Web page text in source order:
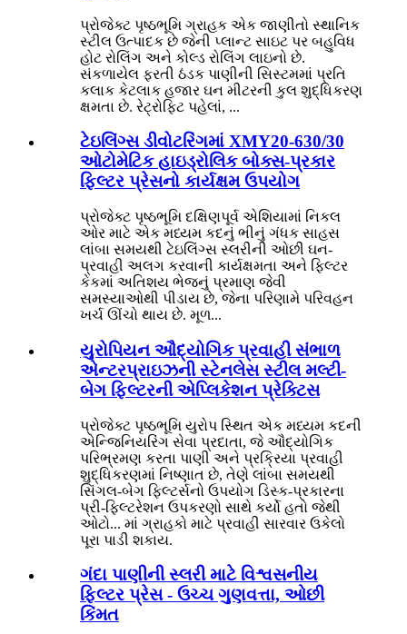
પ્રોજેક્ટ પૃષ્ઠભૂમિ ગ્રાહક એક જાણીતો સ્થાનિક
સ્ટીલ ઉત્પાદક છે જેની પ્લાન્ટ સાઇટ પર બહુવિધ
હોટ રોલિંગ અને કોલ્ડ રોલિંગ લાઇનો છે.
સંકળાયેલ ફરતી ઠંડક પાણીની સિસ્ટમમાં પ્રતિ
કલાક કેટલાક હજાર ઘન મીટરની કુલ શુદ્ધિકરણ
ક્ષમતા છે. રેટ્રોફિટ પહેલાં, ...
ટેઇલિંગ્સ ડીવોટરિંગમાં XMY20-630/30
ઓટોમેટિક હાઇડ્રોલિક બોક્સ-પ્રકાર
ફિલ્ટર પ્રેસનો કાર્યક્ષમ ઉપયોગ
પ્રોજેક્ટ પૃષ્ઠભૂમિ દક્ષિણપૂર્વ એશિયામાં નિકલ
ઓર માટે એક મધ્યમ કદનું ભીનું ગંધક સાહસ
લાંબા સમયથી ટેઇલિંગ્સ સ્લરીની ઓછી ઘન-
પ્રવાહી અલગ કરવાની કાર્યક્ષમતા અને ફિલ્ટર
કેકમાં અતિશય ભેજનું પ્રમાણ જેવી
સમસ્યાઓથી પીડાય છે, જેના પરિણામે પરિવહન
ખર્ચ ઊંચો થાય છે. મૂળ...
યુરોપિયન ઔદ્યોગિક પ્રવાહી સંભાળ
એન્ટરપ્રાઇઝની સ્ટેનલેસ સ્ટીલ મલ્ટી-
બેગ ફિલ્ટરની એપ્લિકેશન પ્રેક્ટિસ
પ્રોજેક્ટ પૃષ્ઠભૂમિ યુરોપ સ્થિત એક મધ્યમ કદની
એન્જિનિયરિંગ સેવા પ્રદાતા, જે ઔદ્યોગિક
પરિભ્રમણ કરતા પાણી અને પ્રક્રિયા પ્રવાહી
શુદ્ધિકરણમાં નિષ્ણાત છે, તેણે લાંબા સમયથી
સિંગલ-બેગ ફિલ્ટર્સનો ઉપયોગ ડિસ્ક-પ્રકારના
પ્રી-ફિલ્ટરેશન ઉપકરણો સાથે કર્યો હતો જેથી
ઓટો... માં ગ્રાહકો માટે પ્રવાહી સારવાર ઉકેલો
પૂરા પાડી શકાય.
ગંદા પાણીની સ્લરી માટે વિશ્વસનીય
ફિલ્ટર પ્રેસ - ઉચ્ચ ગુણવત્તા, ઓછી
કિંમત